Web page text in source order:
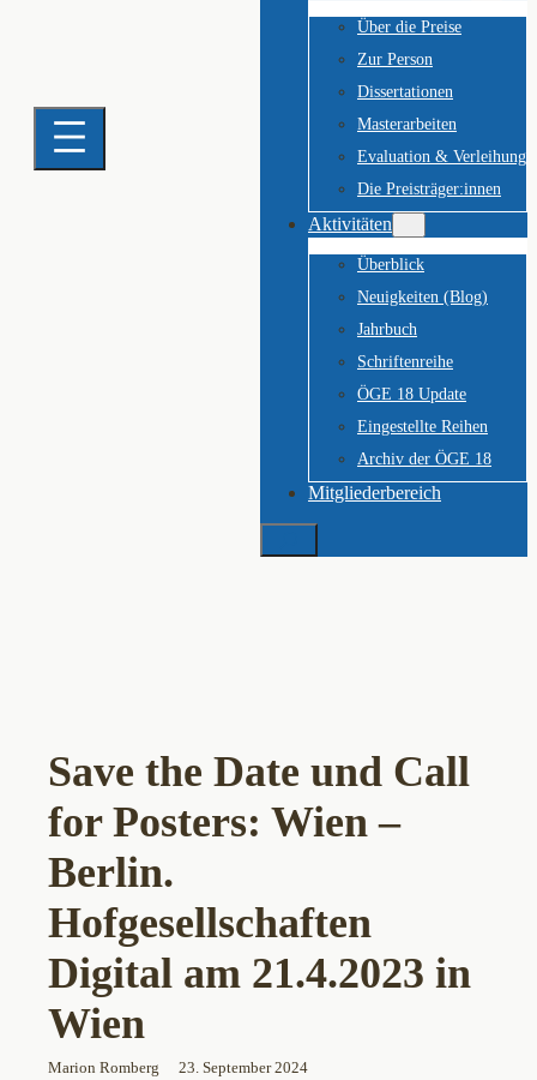
Über die Preise
Zur Person
Dissertationen
Masterarbeiten
Evaluation & Verleihung
Die Preisträger:innen
Aktivitäten
Überblick
Neuigkeiten (Blog)
Jahrbuch
Schriftenreihe
ÖGE 18 Update
Eingestellte Reihen
Archiv der ÖGE 18
Mitgliederbereich
Suchen
Save the Date und Call
for Posters: Wien –
Berlin.
Hofgesellschaften
Digital am 21.4.2023 in
Wien
Marion Romberg 23. September 2024